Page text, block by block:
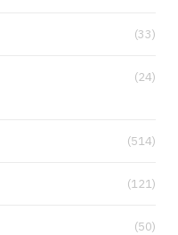
(33)
(24)
(514)
(121)
(50)